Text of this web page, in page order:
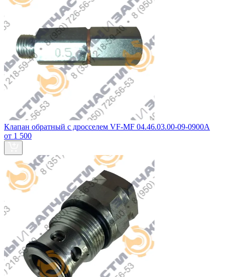
Клапан обратный с дросселем VF-MF 04.46.03.00-09-0900A
от 1 500